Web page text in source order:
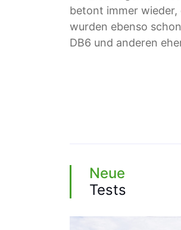
betont immer
wurden ebenso
DB6 und anderen
Neue
Tests